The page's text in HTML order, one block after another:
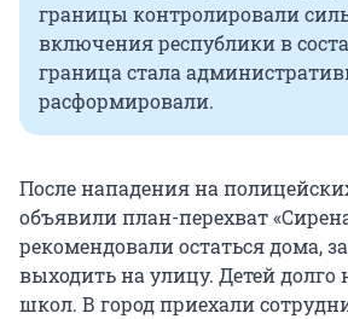
границы контролировали
включения республики в
граница стала
расформировали.
После нападения на
объявили план-перехват
рекомендовали остаться дома,
выходить на улицу. Детей долго
школ. В город приехали